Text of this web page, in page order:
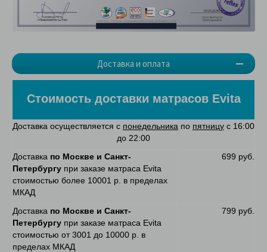
Доставка и оплата
Стоимость доставки матрасов Evita
Доставка осуществляется с понедельника по пятницу с 16:00
до 22:00
Доставка по Москве и Санкт-
Петербургу при заказе матраса Evita
стоимостью более 10001 р. в пределах
МКАД
699 руб.
Доставка по Москве и Санкт-
Петербургу при заказе матраса Evita
стоимостью от 3001 до 10000 р. в
пределах МКАД
799 руб.